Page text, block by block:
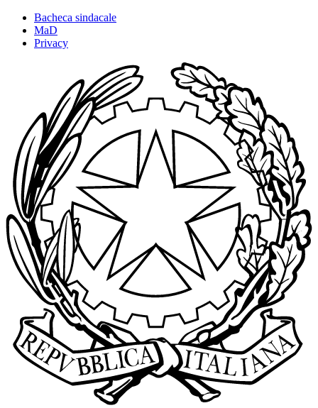
Bacheca sindacale
MaD
Privacy